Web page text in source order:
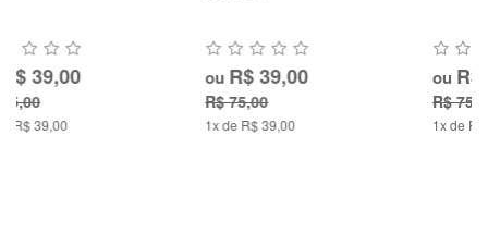
ouR$ 39,00
1x de R$ 39,00
ouR$ 39,00
1x de R$ 39,00